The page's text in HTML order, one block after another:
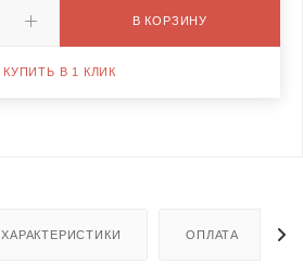
В КОРЗИНУ
КУПИТЬ В 1 КЛИК
ХАРАКТЕРИСТИКИ ОПЛАТА